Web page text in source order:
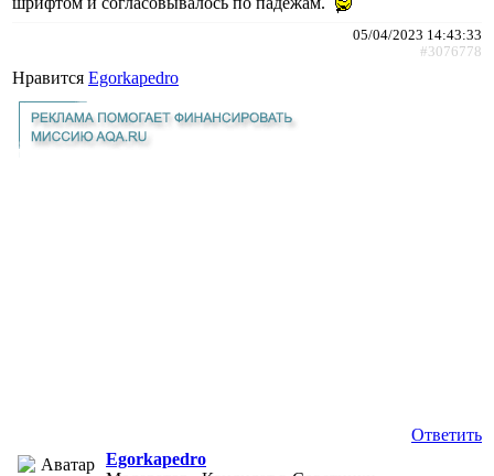
05/04/2023 14:43:33
#3076778
Нравится Egorkapedro
Ответить
Egorkapedro